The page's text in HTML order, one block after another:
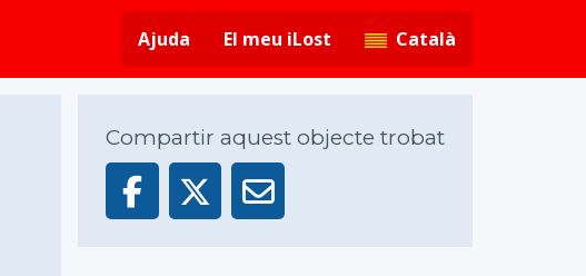
Ajuda
El meu iLost Català
Compartir aquest objecte trobat